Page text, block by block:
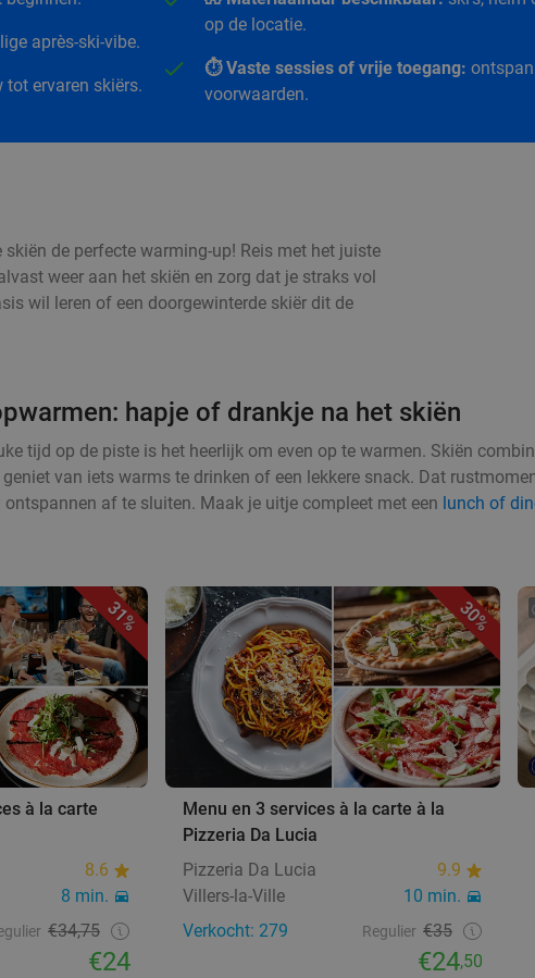
après-ski-vibe.
tot ervaren skiërs.
op de locatie.
⏱️ Vaste sessies of vrije toegang:
voorwaarden.
de perfecte warming-up! Reis met het juiste
weer aan het skiën en zorg dat je straks vol
wil leren of een doorgewinterde skiër dit de
hapje of drankje na het skiën
tijd op de piste is het heerlijk om even op te warmen. Skiën
van iets warms te drinken of een lekkere snack. Dat
af te sluiten. Maak je uitje compleet met een lunch of
31%
à la carte
8.6
8 min.
€34,75
€24
30%
Menu en 3 services à la carte à la
Pizzeria Da Lucia
Pizzeria Da Lucia
9.9
Villers-la-Ville
10 min.
Verkocht: 279
Regulier €35
€24,50